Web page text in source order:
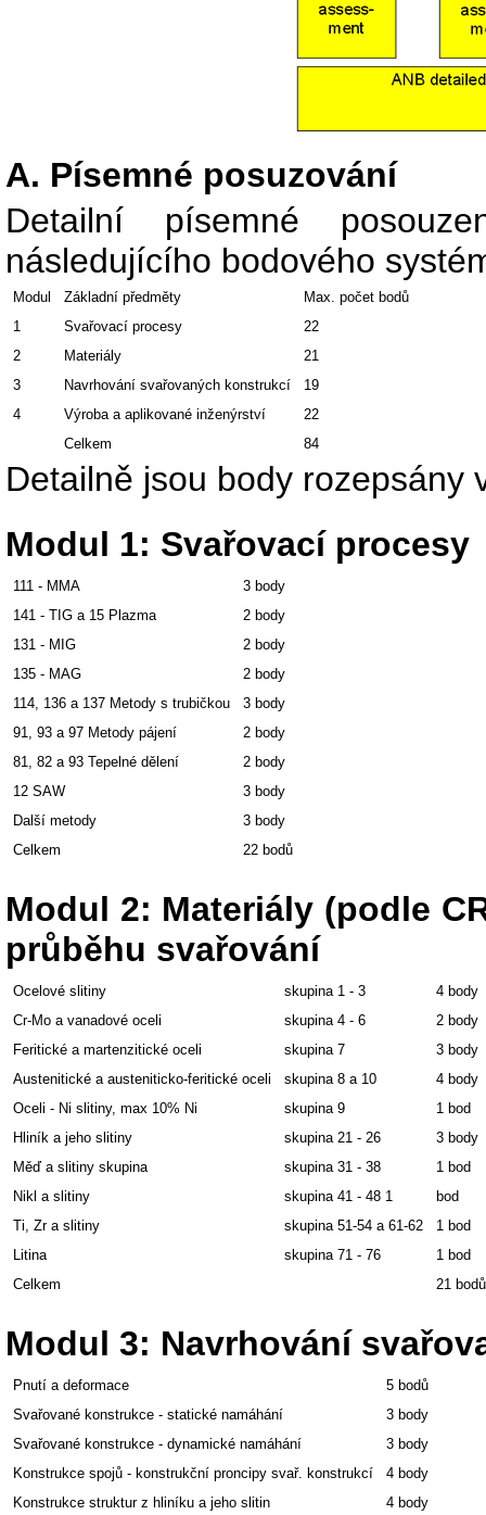
A. Písemné posuzování
Detailní písemné
následujícího bodového
Modul Základní předměty
Max. počet bodů
1
Svařovací procesy
22
2
Materiály
21
3
Navrhování svařovaných konstrukcí
19
4
Výroba a aplikované inženýrství
22
Celkem
84
Detailně jsou body rozepsány
Modul 1: Svařovací procesy
111 - MMA
3 body
141 - TIG a 15 Plazma
2 body
131 - MIG
2 body
135 - MAG
2 body
114, 136 a 137 Metody s trubičkou
3 body
91, 93 a 97 Metody pájení
2 body
81, 82 a 93 Tepelné dělení
2 body
12 SAW
3 body
Další metody
3 body
Celkem
22 bodů
Modul 2: Materiály (podle
průběhu svařování
Ocelové slitiny skupina 1 - 3
4 body
Cr-Mo a vanadové oceli
skupina 4 - 6
2 body
Feritické a martenzitické oceli
skupina 7
3 body
Austenitické a austeniticko-feritické oceli
skupina 8 a 10
4 body
Oceli - Ni slitiny, max 10% Ni
skupina 9
1 bod
Hliník a jeho slitiny
skupina 21 - 26
3 body
Měď a slitiny skupina
skupina 31 - 38
1 bod
Nikl a slitiny
skupina 41 - 48 1
bod
Ti, Zr a slitiny
skupina 51-54 a 61-62
1 bod
Litina
skupina 71 - 76
1 bod
Celkem
21 bodů
Modul 3: Navrhování
Pnutí a deformace
5 bodů
Svařované konstrukce - statické namáhání
3 body
Svařované konstrukce - dynamické namáhání
3 body
Konstrukce spojů - konstrukční proncipy svař. konstrukcí
4 body
Konstrukce struktur z hliníku a jeho slitin
4 body